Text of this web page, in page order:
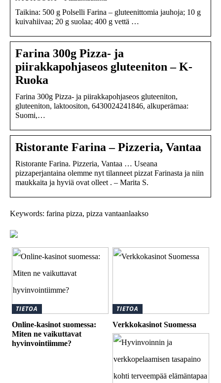
Taikina: 500 g Polselli Farina – gluteenittomia jauhoja; 10 g
kuivahiivaa; 20 g suolaa; 400 g vettä …
Farina 300g Pizza- ja
piirakkapohjaseos gluteeniton – K-
Ruoka
Farina 300g Pizza- ja piirakkapohjaseos gluteeniton,
gluteeniton, laktoositon, 6430024241846, alkuperämaa:
Suomi,…
Ristorante Farina – Pizzeria, Vantaa
Ristorante Farina. Pizzeria, Vantaa … Useana
pizzaperjantaina olemme nyt tilanneet pizzat Farinasta ja niin
maukkaita ja hyviä ovat olleet . – Marita S.
Keywords: farina pizza, pizza vantaanlaakso
TIETOA
Online-kasinot suomessa:
Miten ne vaikuttavat
hyvinvointiimme?
TIETOA
Verkkokasinot Suomessa